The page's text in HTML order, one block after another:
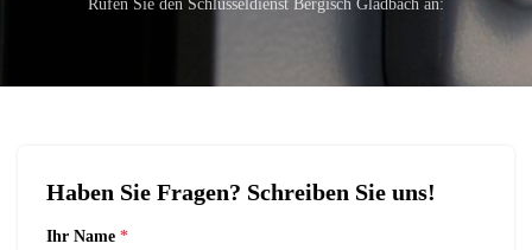
Rufen Sie den Schlüsseldienst Bergisch Gladbach an:
Haben Sie Fragen? Schreiben Sie uns!
Ihr Name